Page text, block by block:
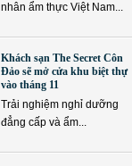
nhân ẩm thực Việt Nam...
Khách sạn The Secret Côn
Đảo sẽ mở cửa khu biệt thự
vào tháng 11
Trải nghiệm nghỉ dưỡng
đẳng cấp và ẩm...